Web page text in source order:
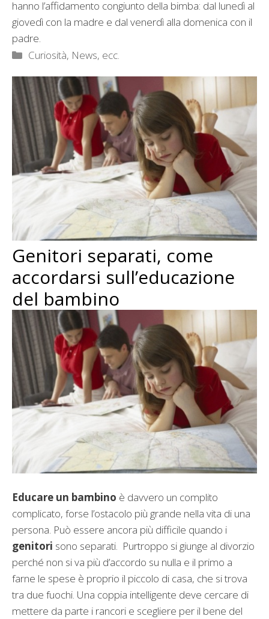
hanno l’affidamento congiunto della bimba: dal lunedì al
giovedì con la madre e dal venerdì alla domenica con il
padre.
Categorie
Curiosità, News, ecc.
Genitori separati, come
accordarsi sull’educazione
del bambino
Educare un bambino è davvero un complito
complicato, forse l’ostacolo più grande nella vita di una
persona. Può essere ancora più difficile quando i
genitori sono separati. Purtroppo si giunge al divorzio
perché non si va più d’accordo su nulla e il primo a
farne le spese è proprio il piccolo di casa, che si trova
tra due fuochi. Una coppia intelligente deve cercare di
mettere da parte i rancori e scegliere per il bene del